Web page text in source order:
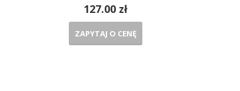
127.00 zł
ZAPYTAJ O CENĘ